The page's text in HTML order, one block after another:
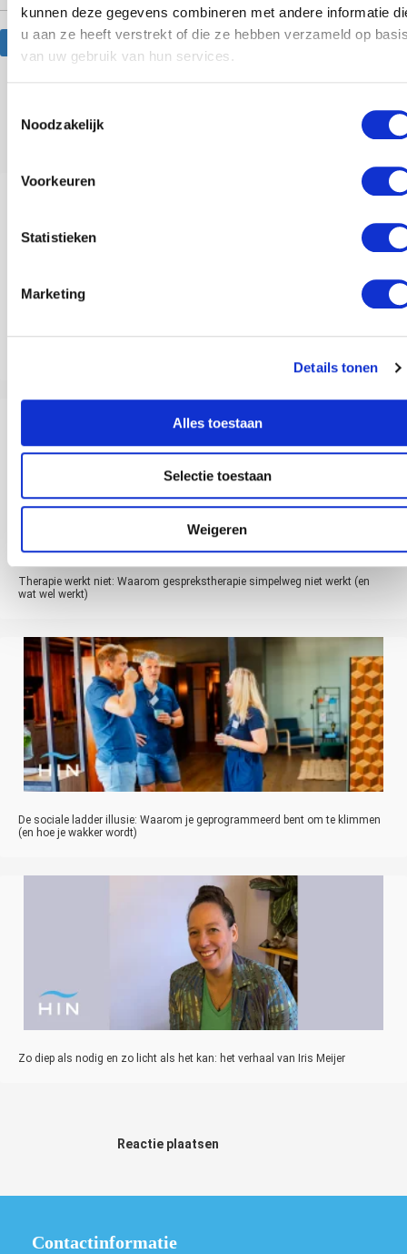
kunnen deze gegevens combineren met andere informatie
u aan ze heeft verstrekt of die ze hebben verzameld op
van uw gebruik van hun services.
Noodzakelijk
Voorkeuren
Statistieken
Marketing
Details tonen
Alles toestaan
Selectie toestaan
Weigeren
Website
Anderen bekeken ook
Therapie werkt niet: Waarom gesprekstherapie simpelweg niet werkt (en
wat wel werkt)
De sociale ladder illusie: Waarom je geprogrammeerd bent om te klimmen
(en hoe je wakker wordt)
Zo diep als nodig en zo licht als het kan: het verhaal van Iris Meijer
Reactie plaatsen
Contactinformatie